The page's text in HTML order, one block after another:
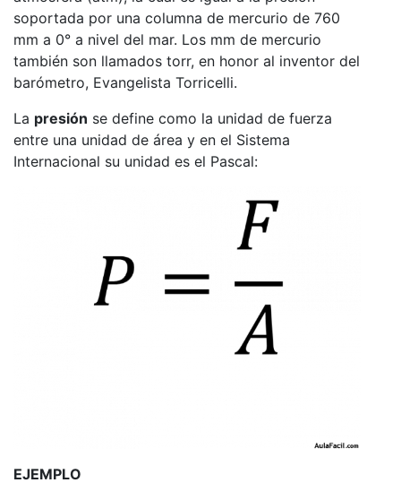
soportada por una columna de mercurio de 760
mm a 0° a nivel del mar. Los mm de mercurio
también son llamados torr, en honor al inventor del
barómetro, Evangelista Torricelli.
La presión se define como la unidad de fuerza
entre una unidad de área y en el Sistema
Internacional su unidad es el Pascal:
EJEMPLO